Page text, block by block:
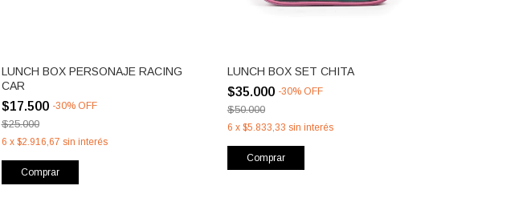
LUNCH BOX PERSONAJE RACING
CAR
$17.500 -30% OFF
$25.000
6 x $2.916,67 sin interés
Comprar
LUNCH BOX SET CHITA
$35.000 -30% OFF
$50.000
6 x $5.833,33 sin interés
Comprar